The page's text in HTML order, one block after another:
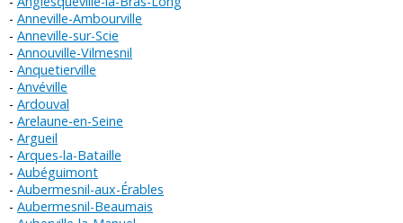
Anneville-Ambourville
Anneville-sur-Scie
Annouville-Vilmesnil
Anquetierville
Anvéville
Ardouval
Arelaune-en-Seine
Argueil
Arques-la-Bataille
Aubéguimont
Aubermesnil-aux-Érables
Aubermesnil-Beaumais